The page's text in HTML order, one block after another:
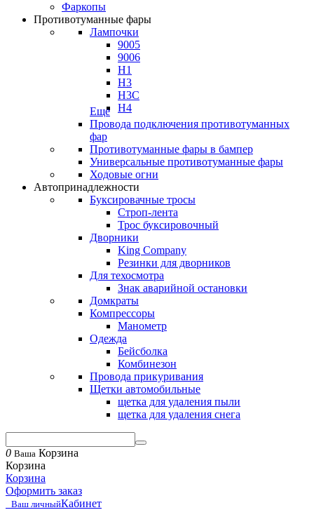
Фаркопы
Противотуманные фары
Лампочки
9005
9006
H1
H3
H3C
H4
Еще
Провода подключения противотуманных
фар
Противотуманные фары в бампер
Универсальные противотуманные фары
Ходовые огни
Автопринадлежности
Буксировачные тросы
Строп-лента
Трос буксировочный
Дворники
King Company
Резинки для дворников
Для техосмотра
Знак аварийной остановки
Домкраты
Компрессоры
Манометр
Одежда
Бейсболка
Комбинезон
Провода прикуривания
Щетки автомобильные
щетка для удаления пыли
щетка для удаления снега
0 Ваша Корзина
Корзина
Корзина
Оформить заказ
Ваш личныйКабинет